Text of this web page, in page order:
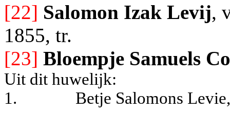
[22] Salomon Izak Levij,
1855, tr.
[23] Bloempje Samuels
Uit dit huwelijk:
1.
Betje Salomons